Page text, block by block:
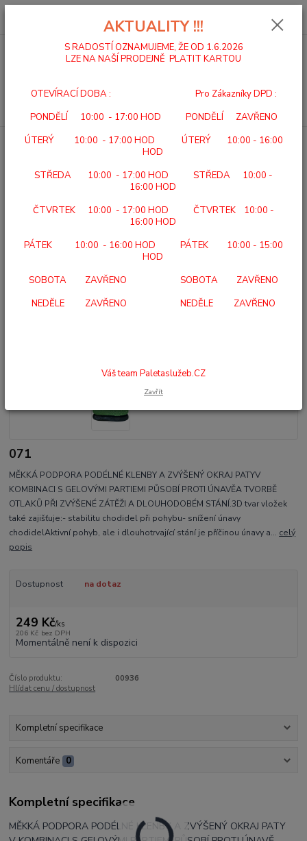
0,00 Kč
Úvod VLOŽKY SVORTO VLOŽKY SPORT RELAX
VLOŽKY SPORT RELAX
071
MĚKKÁ PODPORA PODÉLNÉ KLENBY A ZVÝŠENÝ OKRAJ PATYV
KOMBINACI S GELOVÝMI PARTIEMI PŮSOBÍ PROTI ÚNAVĚA TVORBĚ
OTLAKŮ PŘI ZVÝŠENÉ ZÁTĚŽI A DLOUHODOBÉM STÁNÍ.3D tvar vložek
také zajišťuje:- stabilitu chodidel při pohybu- snížení únavy
chodidelAktivní pohyb, ale i dlouhotrvající stání je příčinou únavy a... celý
popis
Dostupnost na dotaz
249 Kč/ks
206 Kč bez DPH
Momentálně není k dispozici
Číslo produktu:
00936
Hlídat cenu / dostupnost
Kompletní specifikace
Komentáře 0
Kompletní specifikace
MĚKKÁ PODPORA PODÉLNÉ KLENBY A ZVÝŠENÝ OKRAJ PATY
AKTUALITY !!!
S RADOSTÍ OZNAMUJEME, ŽE OD 1.6.2026
LZE NA NAŠÍ PRODEJNĚ PLATIT KARTOU
OTEVÍRACÍ DOBA : Pro Zákazníky DPD :
PONDĚLÍ 10:00 - 17:00 HOD PONDĚLÍ ZAVŘENO
ÚTERÝ 10:00 - 17:00 HOD ÚTERÝ 10:00 - 16:00
HOD
STŘEDA 10:00 - 17:00 HOD STŘEDA 10:00 -
16:00 HOD
ČTVRTEK 10:00 - 17:00 HOD ČTVRTEK 10:00 -
16:00 HOD
PÁTEK 10:00 - 16:00 HOD PÁTEK 10:00 - 15:00
HOD
SOBOTA ZAVŘENO SOBOTA ZAVŘENO
NEDĚLE ZAVŘENO NEDĚLE ZAVŘENO
Váš team Paletaslužeb.CZ
Zavřít